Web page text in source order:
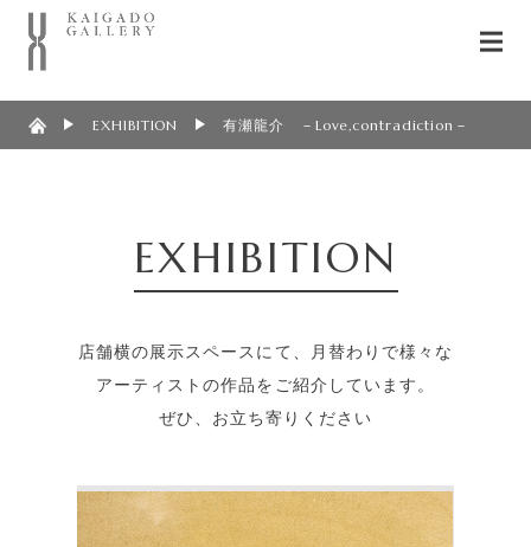
EXHIBITION 有瀬龍介 －Love,contradiction－
EXHIBITION
店舗横の展示スペースにて、月替わりで様々な
アーティストの作品をご紹介しています。
ぜひ、お立ち寄りください